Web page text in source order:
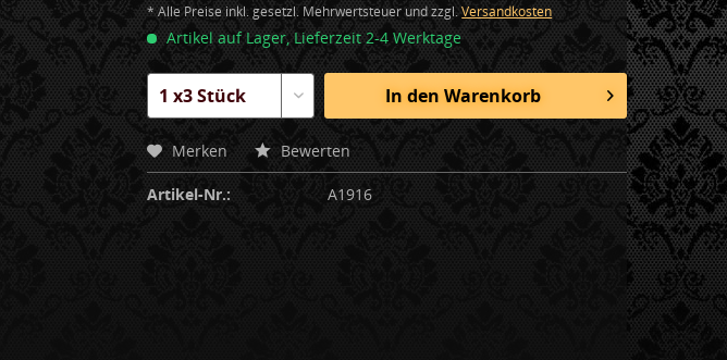
* Alle Preise inkl. gesetzl. Mehrwertsteuer und zzgl.Versandkosten
Artikel auf Lager, Lieferzeit 2-4 Werktage
In den Warenkorb
Merken Bewerten
Artikel-Nr.: A1916